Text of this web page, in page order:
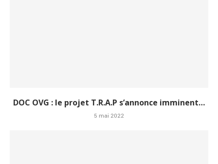
DOC OVG : le projet T.R.A.P s’annonce imminent…
5 mai 2022